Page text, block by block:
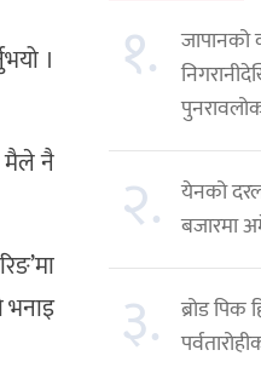
।
मैले नै
भनाइ
१.
जापानको
२.
येनको
बजारमा
३.
ब्रोड पिक